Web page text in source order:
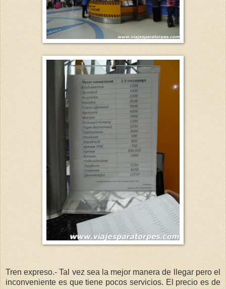
Tren expreso.- Tal vez sea la mejor manera de llegar pero el
inconveniente es que tiene pocos servicios. El precio es de